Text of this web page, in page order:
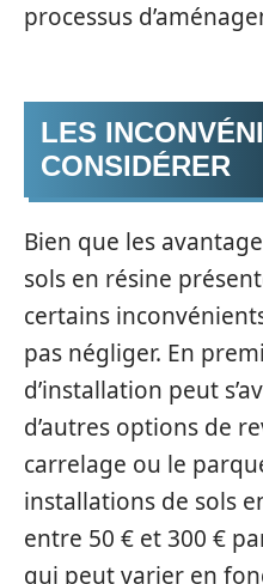
processus
LES
CONSIDÉRER
Bien que les
sols en résine
certains
pas négliger. En
d’installation peut
d’autres options de
carrelage ou le
installations de sols
entre 50 € et 300 €
qui peut varier en